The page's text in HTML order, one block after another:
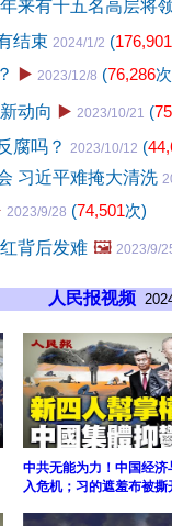
来有十五名高层将
结束 2024/1/2 (176,901
▶️ 2023/12/8 (76,286
动向 ▶️ 2023/10/21 (
腐吗？ 2023/10/12 (
习近平难掩大清洗
2023/9/28 (74,501次)
背后发难 🖼️ 2023/9/
人民报视频
中共无能为力！中国经济
入危机；习的遮羞布被撕